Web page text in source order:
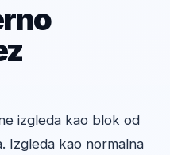
izgleda kao blok od
Izgleda kao normalna